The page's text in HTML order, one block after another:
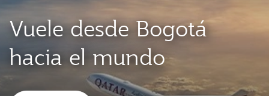
Vuele desde Bogotá
hacia el mundo